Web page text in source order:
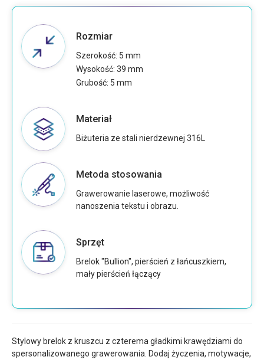
Rozmiar
Szerokość: 5 mm
Wysokość: 39 mm
Grubość: 5 mm
Materiał
Biżuteria ze stali nierdzewnej 316L
Metoda stosowania
Grawerowanie laserowe, możliwość
nanoszenia tekstu i obrazu.
Sprzęt
Brelok "Bullion", pierścień z łańcuszkiem,
mały pierścień łączący
Stylowy brelok z kruszcu z czterema gładkimi krawędziami do
spersonalizowanego grawerowania. Dodaj życzenia, motywacje,